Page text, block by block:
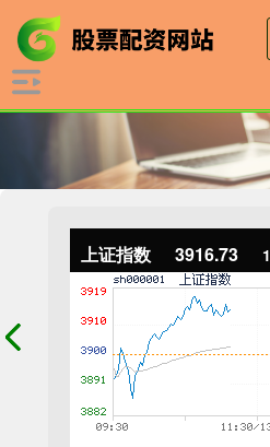
上证指数 3916.73